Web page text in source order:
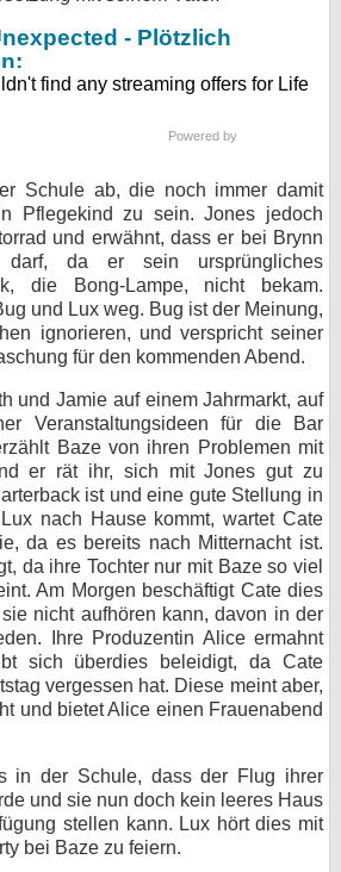
- Plötzlich
Powered by
Schule ab, die noch immer damit
Pflegekind zu sein. Jones jedoch
und erwähnt, dass er bei Brynn
da er sein ursprüngliches
die Bong-Lampe, nicht bekam.
und Lux weg. Bug ist der Meinung,
ignorieren, und verspricht seiner
für den kommenden Abend.
und Jamie auf einem Jahrmarkt, auf
Veranstaltungsideen für die Bar
Baze von ihren Problemen mit
er rät ihr, sich mit Jones gut zu
ist und eine gute Stellung in
nach Hause kommt, wartet Cate
da es bereits nach Mitternacht ist.
da ihre Tochter nur mit Baze so viel
Am Morgen beschäftigt Cate dies
nicht aufhören kann, davon in der
Ihre Produzentin Alice ermahnt
sich überdies beleidigt, da Cate
vergessen hat. Diese meint aber,
und bietet Alice einen Frauenabend
in der Schule, dass der Flug ihrer
und sie nun doch kein leeres Haus
stellen kann. Lux hört dies mit
bei Baze zu feiern.
bei Facebook
Datenschutz
Cookie-Einstellungen
Impressum
Desktop-Ansicht
myFanbase